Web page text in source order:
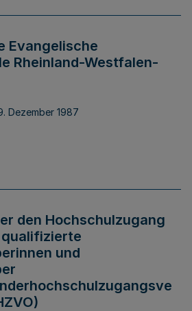
Evangelische
Rheinland-Westfalen-
Dezember 1987
den Hochschulzugang
und